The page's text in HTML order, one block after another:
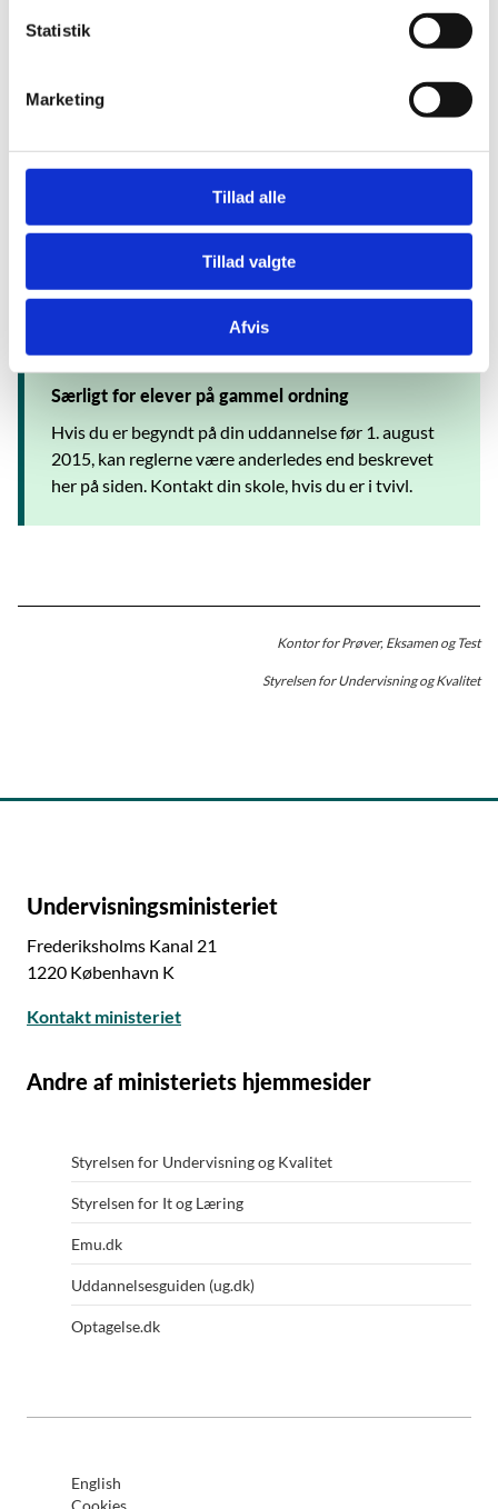
Statistik
Marketing
Tillad alle
Tillad valgte
Afvis
Særligt for elever i ny mesterlære
virksomheden i stedet for grundforløbsprøven i det
bedømmes af virksomheden og skolen i fællesskab
uden brug af ekstern censur.
uddannelsesspecifikke fag på skolen, i stedet for den
praktiske opgave. Grundforløbsprøven skal altid
afholdes med ekstern censur.
Særligt for elever på gammel ordning
Hvis du er begyndt på din uddannelse før 1. august
2015, kan reglerne være anderledes end beskrevet
her på siden. Kontakt din skole, hvis du er i tvivl.
Kontor for Prøver, Eksamen og Test
Styrelsen for Undervisning og Kvalitet
Undervisningsministeriet
Frederiksholms Kanal 21
1220 København K
Kontakt ministeriet
Andre af ministeriets hjemmesider
Styrelsen for Undervisning og Kvalitet
Styrelsen for It og Læring
Emu.dk
Uddannelsesguiden (ug.dk)
Optagelse.dk
English